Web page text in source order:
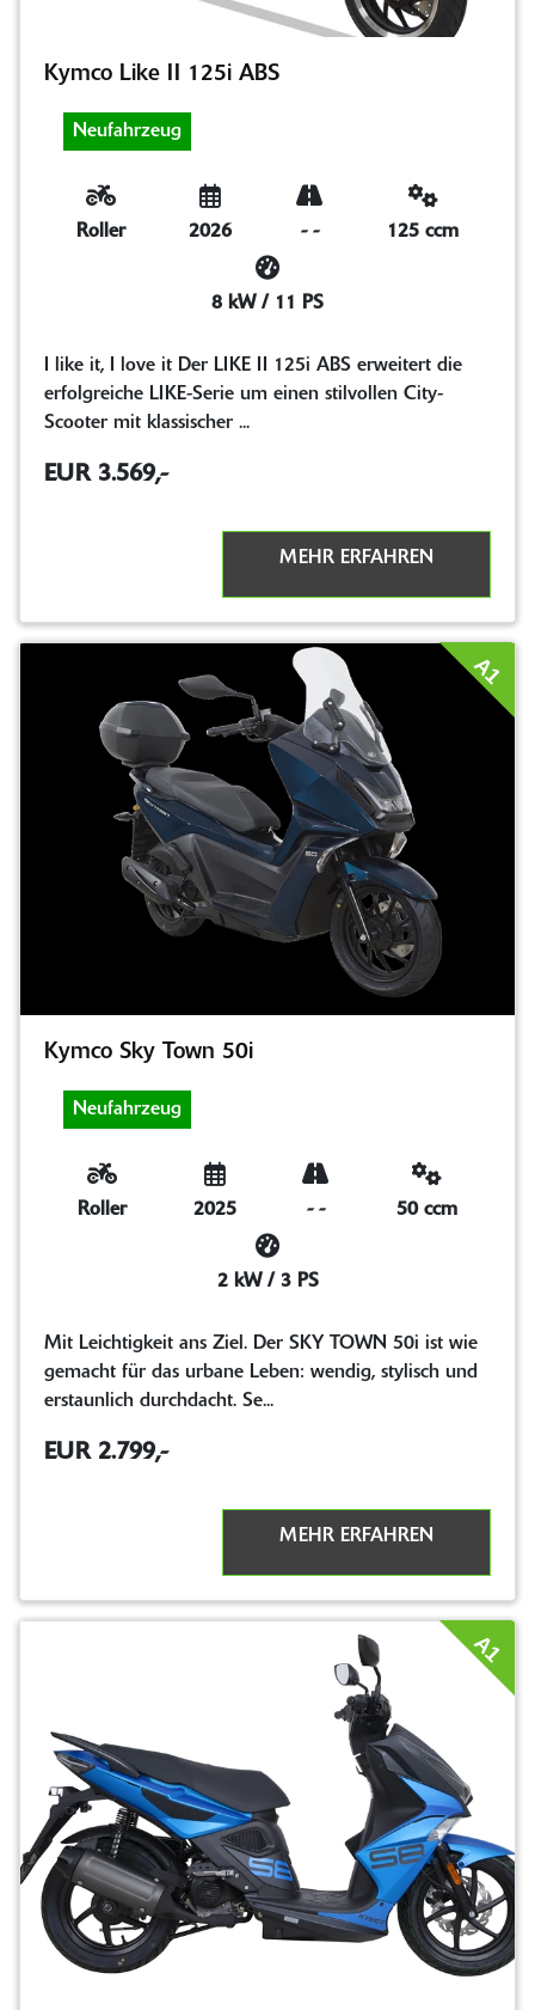
Kymco Like II 125i ABS
Neufahrzeug
Roller 2026 - - 125 ccm
8 kW / 11 PS
I like it, I love it Der LIKE II 125i ABS erweitert die
erfolgreiche LIKE-Serie um einen stilvollen City-
Scooter mit klassischer ...
EUR 3.569,-
MEHR ERFAHREN
Kymco Sky Town 50i
Neufahrzeug
Roller 2025 - - 50 ccm
2 kW / 3 PS
Mit Leichtigkeit ans Ziel. Der SKY TOWN 50i ist wie
gemacht für das urbane Leben: wendig, stylisch und
erstaunlich durchdacht. Se...
EUR 2.799,-
MEHR ERFAHREN
A1
A1